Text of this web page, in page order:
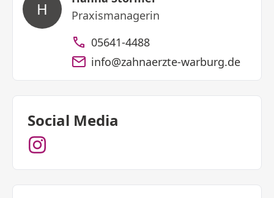
H
Praxismanagerin
05641-4488
info@zahnaerzte-warburg.de
Social Media